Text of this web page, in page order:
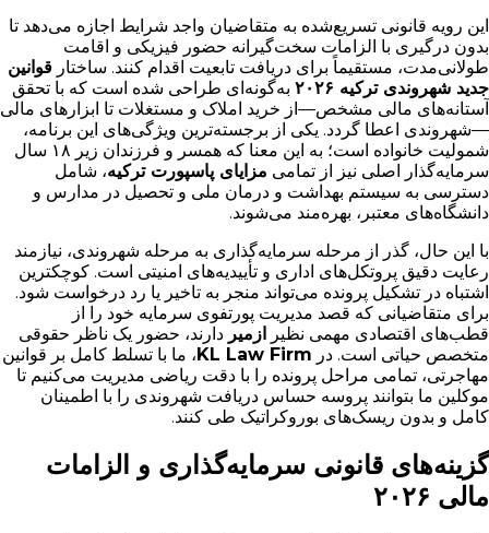
این رویه قانونی تسریع‌شده به متقاضیان واجد شرایط اجازه می‌دهد تا
بدون درگیری با الزامات سخت‌گیرانه حضور فیزیکی و اقامت
طولانی‌مدت، مستقیماً برای دریافت تابعیت اقدام کنند. ساختار قوانین
جدید شهروندی ترکیه ۲۰۲۶
به‌گونه‌ای طراحی شده است که با تحقق
آستانه‌های مالی مشخص—از خرید املاک و مستغلات تا ابزارهای مالی
—شهروندی اعطا گردد. یکی از برجسته‌ترین ویژگی‌های این برنامه،
شمولیت خانواده است؛ به این معنا که همسر و فرزندان زیر ۱۸ سال
سرمایه‌گذار اصلی نیز از تمامی مزایای پاسپورت ترکیه، شامل
دسترسی به سیستم بهداشت و درمان ملی و تحصیل در مدارس و
دانشگاه‌های معتبر، بهره‌مند می‌شوند.
با این حال، گذر از مرحله سرمایه‌گذاری به مرحله شهروندی، نیازمند
رعایت دقیق پروتکل‌های اداری و تأییدیه‌های امنیتی است. کوچکترین
اشتباه در تشکیل پرونده می‌تواند منجر به تاخیر یا رد درخواست شود.
برای متقاضیانی که قصد مدیریت پورتفوی سرمایه خود را از
قطب‌های اقتصادی مهمی نظیر
ازمیر دارند، حضور یک ناظر حقوقی
متخصص حیاتی است. در KL Law Firm ، ما با تسلط کامل بر قوانین
مهاجرتی، تمامی مراحل پرونده را با دقت ریاضی مدیریت می‌کنیم تا
موکلین ما بتوانند پروسه حساس دریافت شهروندی را با اطمینان
کامل و بدون ریسک‌های بوروکراتیک طی کنند.
گزینه‌های قانونی سرمایه‌گذاری و الزامات
مالی ۲۰۲۶